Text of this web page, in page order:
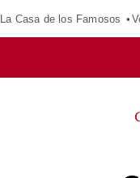
La Casa de los Famosos